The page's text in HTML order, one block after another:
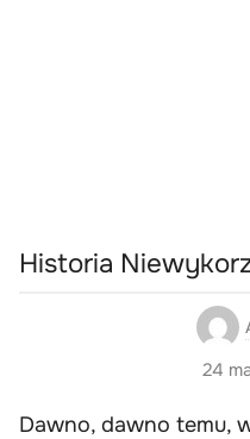
Historia
24
Dawno, dawno temu,